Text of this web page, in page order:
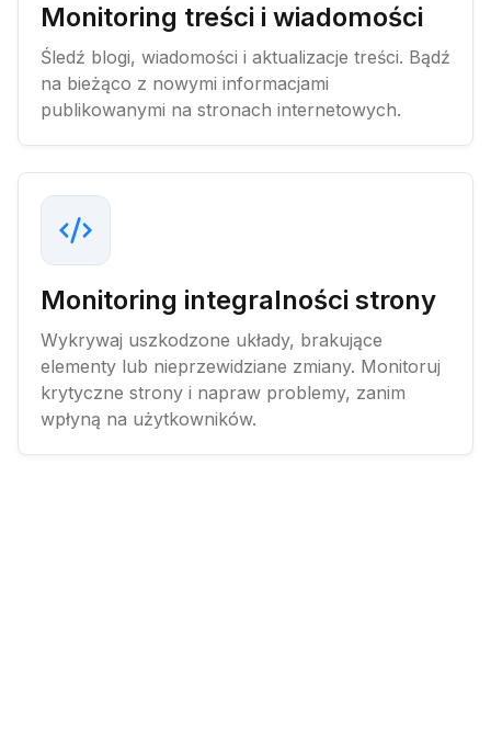
Monitoring treści i wiadomości
Śledź blogi, wiadomości i aktualizacje treści. Bądź
na bieżąco z nowymi informacjami
publikowanymi na stronach internetowych.
Monitoring integralności strony
Wykrywaj uszkodzone układy, brakujące
elementy lub nieprzewidziane zmiany. Monitoruj
krytyczne strony i napraw problemy, zanim
wpłyną na użytkowników.